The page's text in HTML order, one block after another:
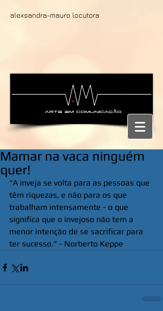
alexsandra-mauro locutora
Mamar na vaca ninguém
quer!
“A inveja se volta para as pessoas que
têm riquezas, e não para os que
trabalham intensamente - o que
significa que o invejoso não tem a
menor intenção de se sacrificar para
ter sucesso.” - Norberto Keppe